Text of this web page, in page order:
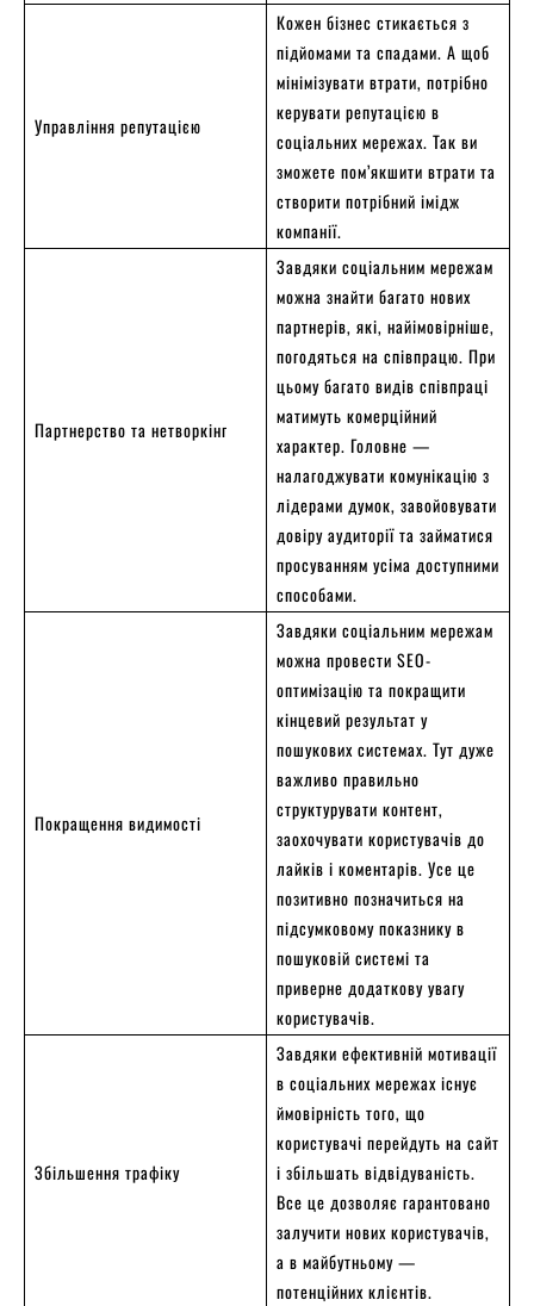
Управління репутацією
Кожен бізнес стикається з
підйомами та спадами. А щоб
мінімізувати втрати, потрібно
керувати репутацією в
соціальних мережах. Так ви
зможете пом’якшити втрати та
створити потрібний імідж
компанії.
Партнерство та нетворкінг
Завдяки соціальним мережам
можна знайти багато нових
партнерів, які, найімовірніше,
погодяться на співпрацю. При
цьому багато видів співпраці
матимуть комерційний
характер. Головне —
налагоджувати комунікацію з
лідерами думок, завойовувати
довіру аудиторії та займатися
просуванням усіма доступними
способами.
Покращення видимості
Завдяки соціальним мережам
можна провести SEO-
оптимізацію та покращити
кінцевий результат у
пошукових системах. Тут дуже
важливо правильно
структурувати контент,
заохочувати користувачів до
лайків і коментарів. Усе це
позитивно позначиться на
підсумковому показнику в
пошуковій системі та
приверне додаткову увагу
користувачів.
Збільшення трафіку
Завдяки ефективній мотивації
в соціальних мережах існує
ймовірність того, що
користувачі перейдуть на сайт
і збільшать відвідуваність.
Все це дозволяє гарантовано
залучити нових користувачів,
а в майбутньому —
потенційних клієнтів.